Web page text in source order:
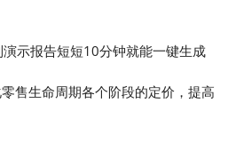
示报告短短10分钟就能一键生成
售生命周期各个阶段的定价，提高